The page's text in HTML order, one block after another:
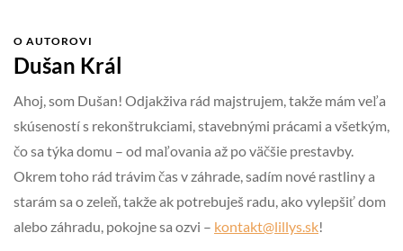
O AUTOROVI
Dušan Král
Ahoj, som Dušan! Odjakživa rád majstrujem, takže mám veľa
skúseností s rekonštrukciami, stavebnými prácami a všetkým,
čo sa týka domu – od maľovania až po väčšie prestavby.
Okrem toho rád trávim čas v záhrade, sadím nové rastliny a
starám sa o zeleň, takže ak potrebuješ radu, ako vylepšiť dom
alebo záhradu, pokojne sa ozvi – kontakt@lillys.sk!